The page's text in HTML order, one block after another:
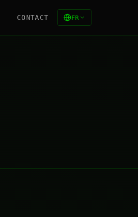
CONTACT FR